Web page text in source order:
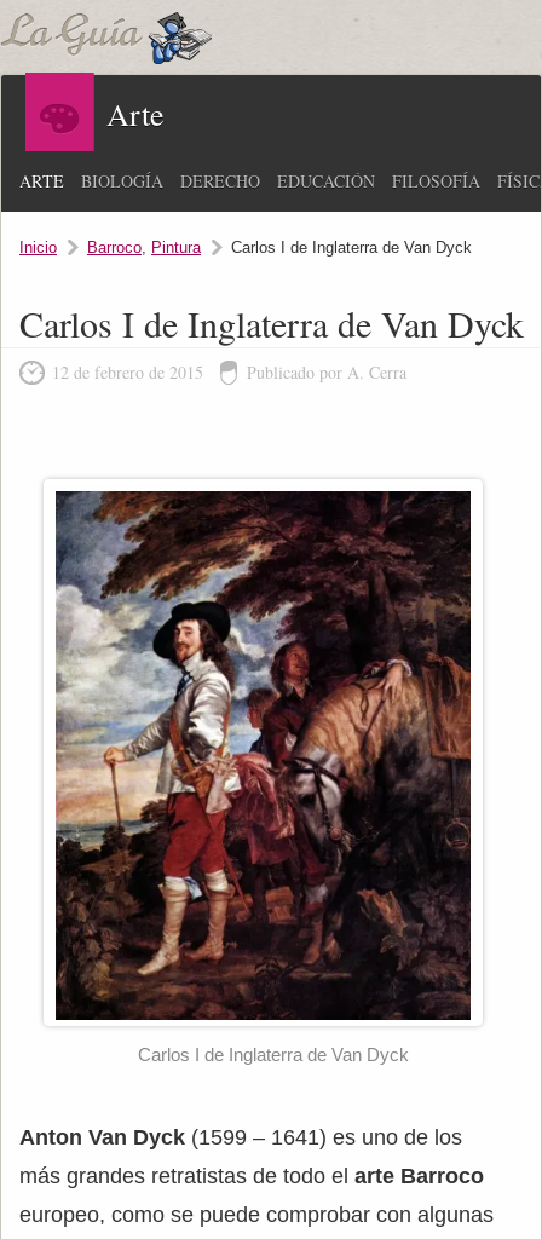
Arte
ARTE BIOLOGÍA DERECHO EDUCACIÓN FILOSOFÍA
Inicio Barroco, Pintura Carlos I de Inglaterra de Van Dyck
Carlos I de Inglaterra de Van Dyck
12 de febrero de 2015 Publicado por A. Cerra
Carlos I de Inglaterra de Van Dyck
Anton Van Dyck (1599 – 1641) es uno de los
más grandes retratistas de todo el arte Barroco
europeo, como se puede comprobar con algunas